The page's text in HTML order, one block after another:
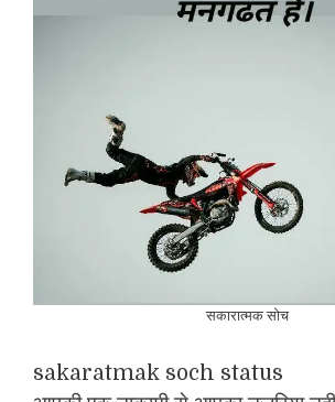
सकारात्मक सोच
sakaratmak soch status